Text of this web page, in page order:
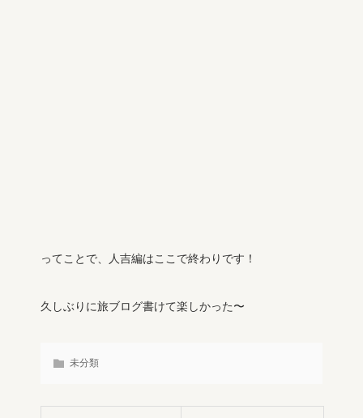
ってことで、人吉編はここで終わりです！
久しぶりに旅ブログ書けて楽しかった〜
未分類